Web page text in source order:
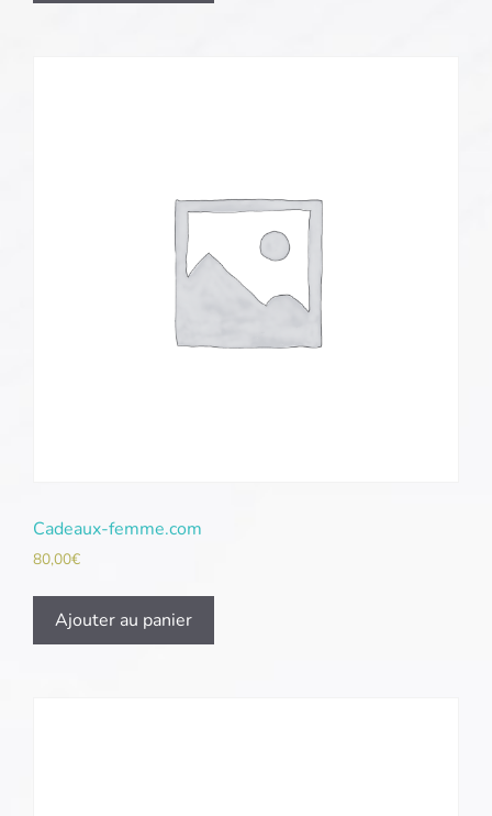
Cadeaux-femme.com
80,00€
Ajouter au panier